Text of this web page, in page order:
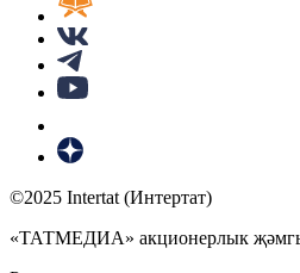
©2025 Intertat (Интертат)
«ТАТМЕДИА» акционерлык